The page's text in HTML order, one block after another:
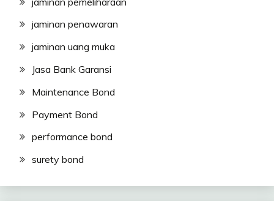
jaminan penawaran
jaminan uang muka
Jasa Bank Garansi
Maintenance Bond
Payment Bond
performance bond
surety bond